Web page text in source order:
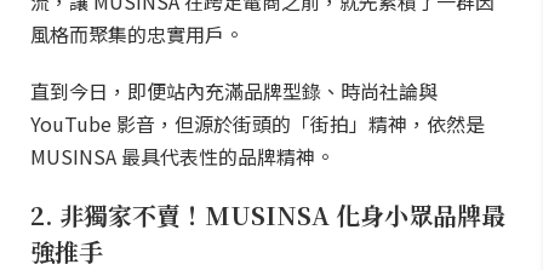
風格而聚集的忠實用戶。
直到今日，即便站內充滿品牌型錄、時尚社論與
YouTube 影音，但源於街頭的「街拍」精神，依然是
MUSINSA 最具代表性的品牌精神。
2. 非獨家不賣！MUSINSA 化身小眾品牌最
強推手